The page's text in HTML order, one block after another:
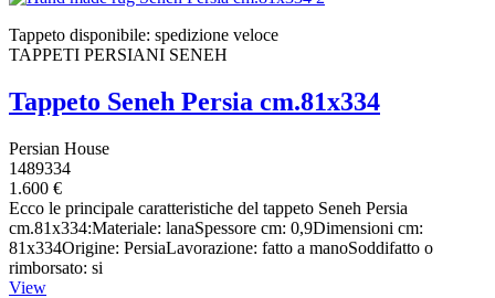
Tappeto disponibile: spedizione veloce
TAPPETI PERSIANI SENEH
Tappeto Seneh Persia cm.81x334
Persian House
1489334
1.600 €
Ecco le principale caratteristiche del tappeto Seneh Persia
cm.81x334:Materiale: lanaSpessore cm: 0,9Dimensioni cm:
81x334Origine: PersiaLavorazione: fatto a manoSoddifatto o
rimborsato: si
View